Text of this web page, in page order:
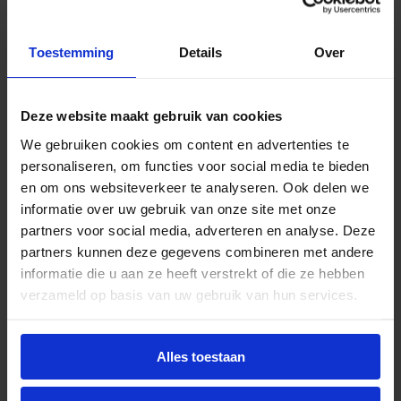
Toestemming Details Over
Deze website maakt gebruik van cookies
We gebruiken cookies om content en advertenties te
personaliseren, om functies voor social media te bieden
en om ons websiteverkeer te analyseren. Ook delen we
informatie over uw gebruik van onze site met onze
partners voor social media, adverteren en analyse. Deze
partners kunnen deze gegevens combineren met andere
informatie die u aan ze heeft verstrekt of die ze hebben
verzameld op basis van uw gebruik van hun services.
Alles toestaan
Meerdere opties
Philips TL-X XL
Vanaf
€ 28,05 excl. btw
Meerdere opties